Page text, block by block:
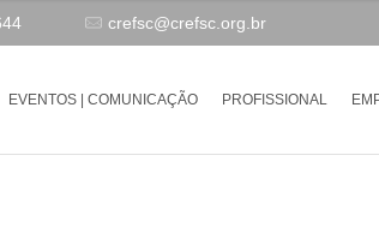
crefsc@crefsc.org.br
EVENTOS | COMUNICAÇÃO PROFISSIONAL